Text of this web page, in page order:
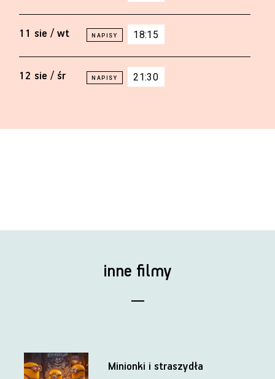
11 sie / wt 18:15
12 sie / śr 21:30
inne filmy
Minionki i straszydła